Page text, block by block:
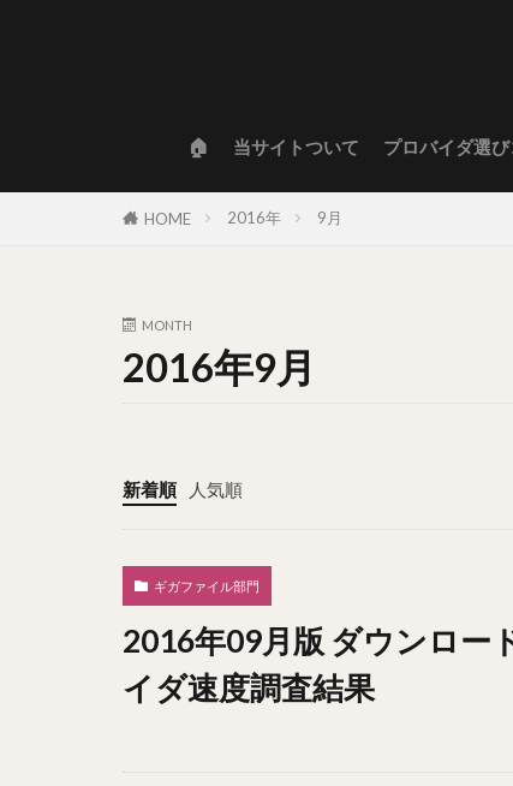
🏠 当サイトついて プロバイダ選
HOME 2016年 9月
MONTH
2016年9月
新着順 人気順
ギガファイル部門
2016年09月版 ダウンロー
イダ速度調査結果